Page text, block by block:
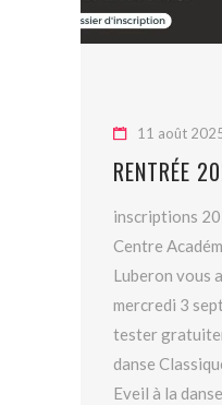
11 août
RENTRÉE
inscriptions
Centre
Luberon vous
mercredi 3
tester
danse
Eveil à la